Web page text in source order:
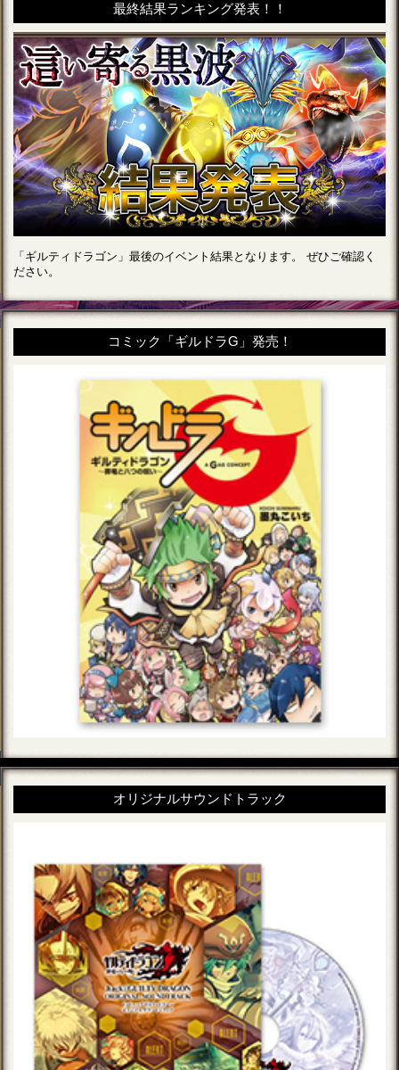
最終結果ランキング発表！！
「ギルティドラゴン」最後のイベント結果となります。 ぜひご確認く
ださい。
コミック「ギルドラG」発売！
オリジナルサウンドトラック